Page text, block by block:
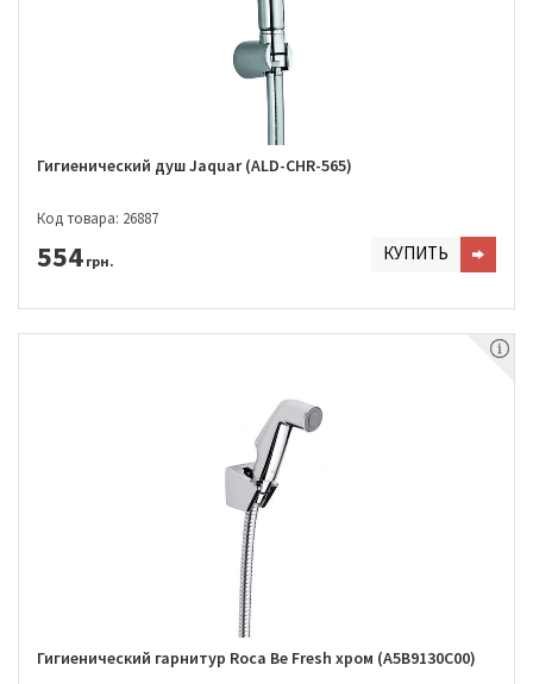
Гигиенический душ Jaquar (ALD-CHR-565)
Код товара: 26887
554 грн. КУПИТЬ
Гигиенический гарнитур Roca Be Fresh хром (A5B9130C00)